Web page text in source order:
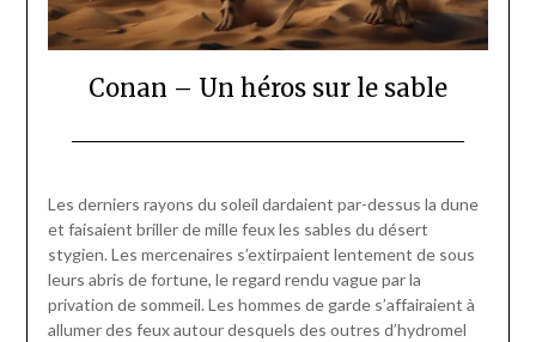
Conan – Un héros sur le sable
18/01/2024
Vanpée
Les derniers rayons du soleil dardaient par-dessus la dune
et faisaient briller de mille feux les sables du désert
stygien. Les mercenaires s’extirpaient lentement de sous
leurs abris de fortune, le regard rendu vague par la
privation de sommeil. Les hommes de garde s’affairaient à
allumer des feux autour desquels des outres d’hydromel